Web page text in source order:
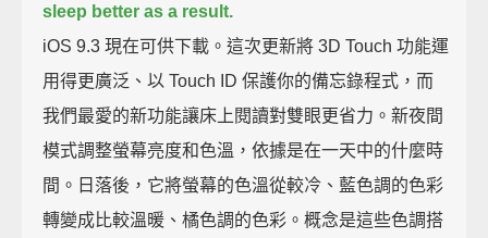
sleep better as a result.
iOS 9.3 現在可供下載。這次更新將 3D Touch 功能運
用得更廣泛、以 Touch ID 保護你的備忘錄程式，而
我們最愛的新功能讓床上閱讀對雙眼更省力。新夜間
模式調整螢幕亮度和色溫，依據是在一天中的什麼時
間。日落後，它將螢幕的色溫從較冷、藍色調的色彩
轉變成比較溫暖、橘色調的色彩。概念是這些色調搭